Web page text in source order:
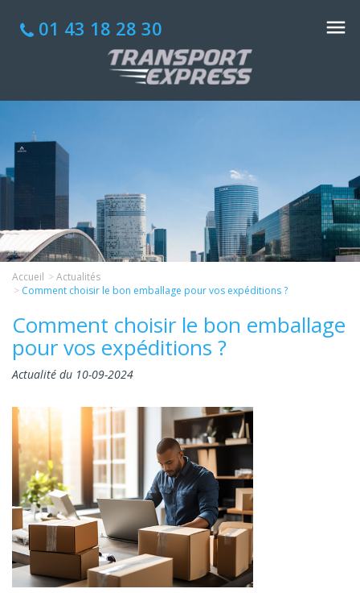
01 43 18 28 30
Accueil
Actualités
Comment choisir le bon emballage pour vos expéditions ?
Comment choisir le bon emballage
pour vos expéditions ?
Actualité du 10-09-2024